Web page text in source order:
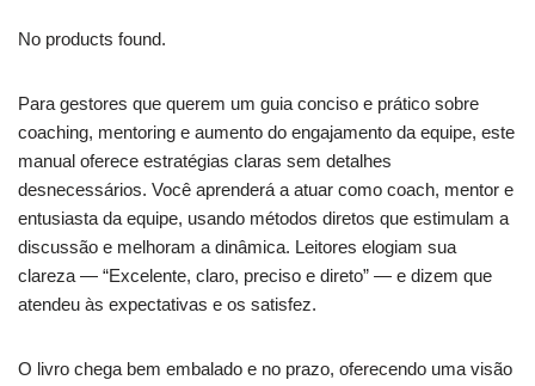
No products found.
Para gestores que querem um guia conciso e prático sobre
coaching, mentoring e aumento do engajamento da equipe, este
manual oferece estratégias claras sem detalhes
desnecessários. Você aprenderá a atuar como coach, mentor e
entusiasta da equipe, usando métodos diretos que estimulam a
discussão e melhoram a dinâmica. Leitores elogiam sua
clareza — “Excelente, claro, preciso e direto” — e dizem que
atendeu às expectativas e os satisfez.
O livro chega bem embalado e no prazo, oferecendo uma visão